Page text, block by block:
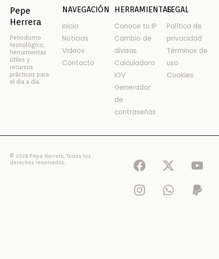
Pepe
Herrera
Periodismo
tecnológico,
herramientas
útiles y
recursos
prácticos para
el día a día.
NAVEGACIÓN
Inicio
Noticias
Videos
Contacto
HERRAMIENTAS
Conoce tu IP
Cambio de
divisas
Calculadora
IGV
Generador
de
contraseñas
LEGAL
Política de
privacidad
Términos de
uso
Cookies
© 2026 Pepe Herrera. Todos los
derechos reservados.
F
a
c
e
X
-
t
w
Y
o
u
t
I
n
s
t
W
h
a
t
P
a
y
p